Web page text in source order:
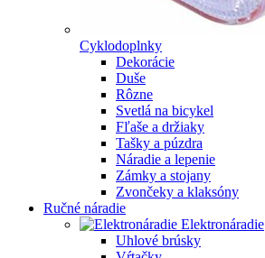
Cyklodoplnky
Dekorácie
Duše
Rôzne
Svetlá na bicykel
Fľaše a držiaky
Tašky a púzdra
Náradie a lepenie
Zámky a stojany
Zvončeky a klaksóny
Ručné náradie
Elektronáradie
Uhlové brúsky